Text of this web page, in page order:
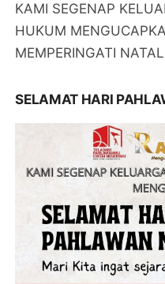
KAMI SEGENAP
HUKUM
MEMPERINGATI
SELAMAT HARI